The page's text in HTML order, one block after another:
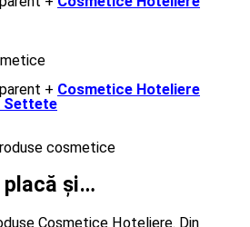
+ Cosmetice Hoteliere
Settete
cosmetice
placă și…